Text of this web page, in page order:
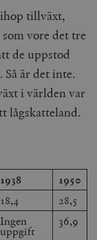
tillväxt,
vore det tre
de uppstod
är det inte.
i världen var
lågskatteland.
1938
1950
18,4
28,5
Ingen
uppgift
36,9